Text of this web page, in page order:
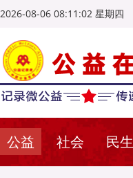
2026-08-06 08:11:04 星期四
公益 社会 民生